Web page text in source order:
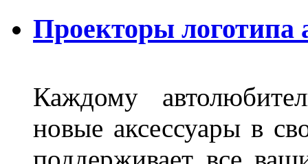
Проекторы логотипа
Каждому
новые аксессуары в